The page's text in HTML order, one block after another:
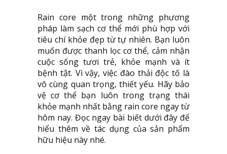
Rain core một trong những phương
pháp làm sạch cơ thể mới phù hợp với
tiêu chí khỏe đẹp từ tự nhiên. Bạn luôn
muốn được thanh lọc cơ thể, cảm nhận
cuộc sống tươi trẻ, khỏe mạnh và ít
bệnh tật. Vì vậy, việc đào thải độc tố là
vô cùng quan trọng, thiết yếu. Hãy bảo
vệ cơ thể bạn luôn trong trạng thái
khỏe mạnh nhất bằng rain core ngay từ
hôm nay. Đọc ngay bài biết dưới đây để
hiểu thêm về tác dụng của sản phẩm
hữu hiệu này nhé.